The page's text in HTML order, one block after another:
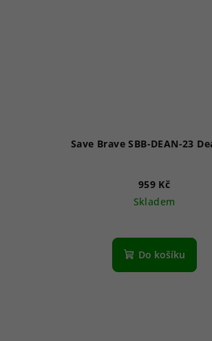
Save Brave SBB-DEAN-23
959 Kč
Skladem
Do košíku